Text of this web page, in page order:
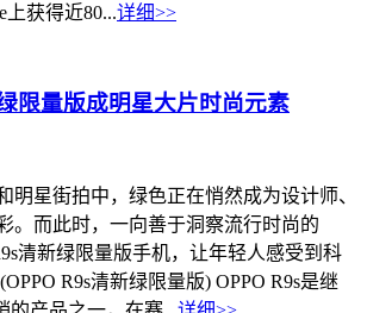
上获得近80...详细>>
限量版成明星大片时尚元素
明星街拍中，绿色正在悄然成为设计师、
。而此时，一向善于洞察流行时尚的
清新绿限量版手机，让年轻人感受到科
R9s清新绿限量版) OPPO R9s是继